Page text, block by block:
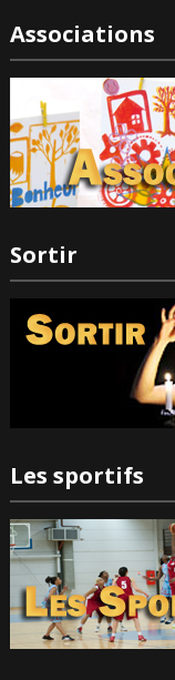
Associations
Sortir
Les sportifs